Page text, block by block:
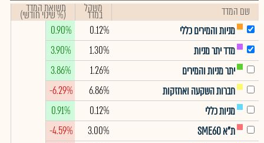
שם המדד משקל
במדד תשואת המדד
(% שינוי חודשי)
מניות והמירים כללי
0.12%
0.90%
מדד יתר מניות
1.30%
3.90%
יתר מניות והמירים
1.26%
3.86%
חברות השקעה ואחזקות
6.86%
-6.29%
מניות כללי
0.12%
0.91%
ת"א SME60
3.00%
-4.59%